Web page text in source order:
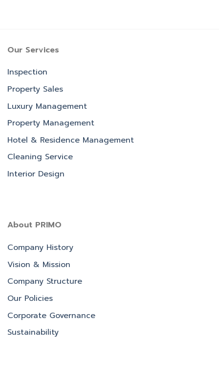
Our Services
Inspection
Property Sales
Luxury Management
Property Management
Hotel & Residence Management
Cleaning Service
Interior Design
About PRIMO
Company History
Vision & Mission
Company Structure
Our Policies
Corporate Governance
Sustainability